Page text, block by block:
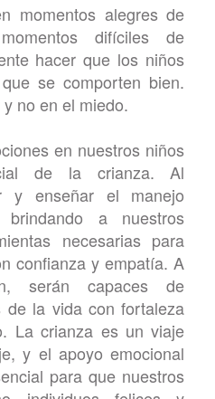
momentos alegres de
difíciles de
hacer que los niños
se comporten bien.
no en el miedo.
en nuestros niños
de la crianza. Al
y enseñar el manejo
brindando a nuestros
necesarias para
confianza y empatía. A
serán capaces de
de la vida con fortaleza
La crianza es un viaje
y el apoyo emocional
para que nuestros